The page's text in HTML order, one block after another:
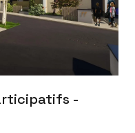
-